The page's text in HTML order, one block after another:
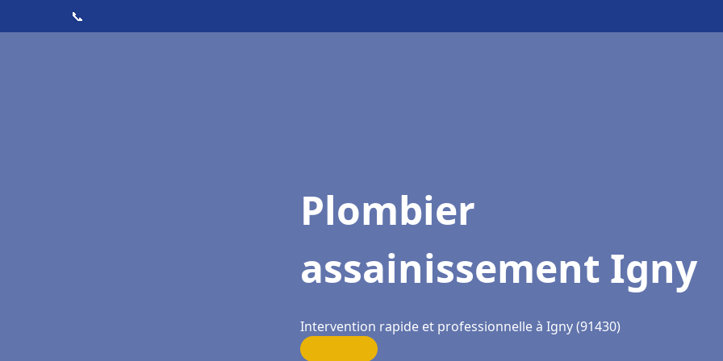
📞
Plombier
assainissement Igny
Intervention rapide et professionnelle à Igny (91430)